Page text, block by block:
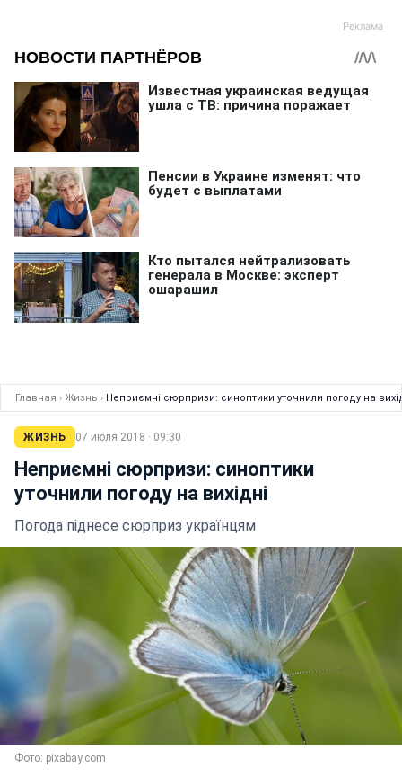
Главная › Жизнь › Неприємні сюрпризи: синоптики уточнили погоду на
ЖИЗНЬ 07 июля 2018 · 09:30
Неприємні сюрпризи: синоптики
уточнили погоду на вихідні
Погода піднесе сюрприз українцям
Фото: pixabay.com